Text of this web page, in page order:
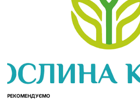
ОПУБЛІКУВАТИ
РЕКОМЕНДУЄМО